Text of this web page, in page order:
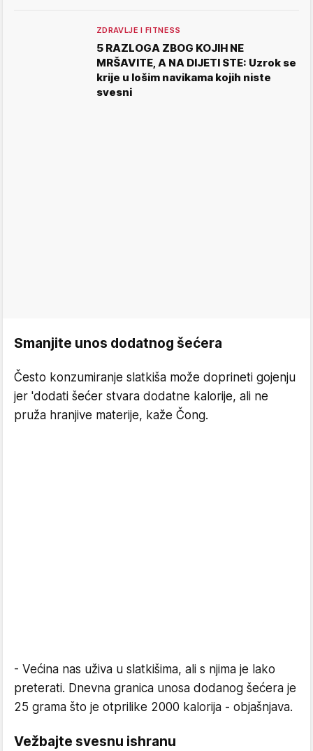
ZDRAVLJE I FITNESS
5 RAZLOGA ZBOG KOJIH NE
MRŠAVITE, A NA DIJETI STE: Uzrok se
krije u lošim navikama kojih niste
svesni
Smanjite unos dodatnog šećera
Često konzumiranje slatkiša može doprineti gojenju
jer 'dodati šećer stvara dodatne kalorije, ali ne
pruža hranjive materije, kaže Čong.
- Većina nas uživa u slatkišima, ali s njima je lako
preterati. Dnevna granica unosa dodanog šećera je
25 grama što je otprilike 2000 kalorija - objašnjava.
Vežbajte svesnu ishranu